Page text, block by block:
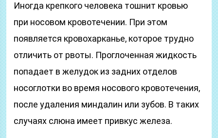
Иногда крепкого человека тошнит кровью
при носовом кровотечении. При этом
появляется кровохарканье, которое трудно
отличить от рвоты. Проглоченная жидкость
попадает в желудок из задних отделов
носоглотки во время носового кровотечения,
после удаления миндалин или зубов. В таких
случаях слюна имеет привкус железа.